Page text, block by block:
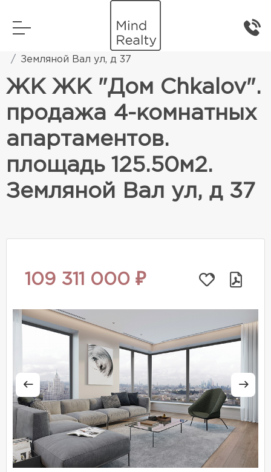
Элитная жилая недвижимость
Земляной Вал ул, д 37
ЖК ЖК "Дом Chkalov".
продажа 4-комнатных
апартаментов.
площадь 125.50м2.
Земляной Вал ул, д 37
109 311 000 ₽